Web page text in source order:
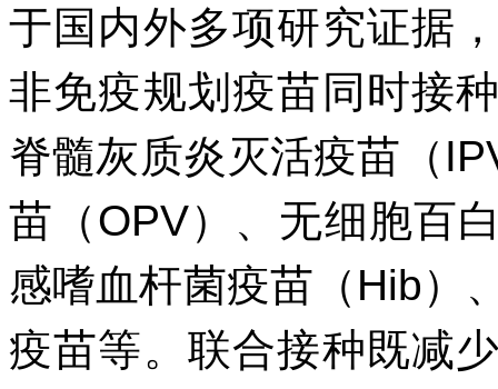
于国内外多项研究证据
非免疫规划疫苗同时接
脊髓灰质炎灭活疫苗（
苗（OPV）、无细胞百
感嗜血杆菌疫苗（Hib）
疫苗等。联合接种既减